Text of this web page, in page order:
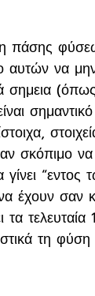
πάσης
να μην
σημεια
σκόπιμο
“εντος
έχουν σαν
τελευταία
τη φύση